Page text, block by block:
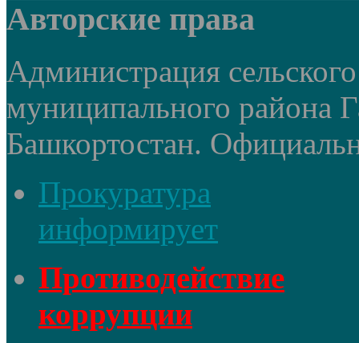
Авторские права
Администрация
муниципального района
Башкортостан.
Прокуратура
информирует
Противодействие
коррупции